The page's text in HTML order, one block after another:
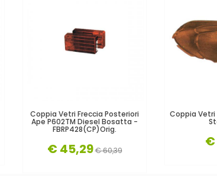
Coppia Vetri Freccia Posteriori
Ape P602TM Diesel Bosatta -
FBRP428(CP)orig.
€ 45,29€ 60,39
Coppia Vetri
€